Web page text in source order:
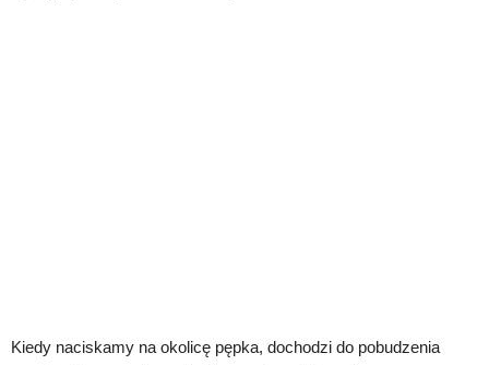
Kiedy naciskamy na okolicę pępka, dochodzi do pobudzenia